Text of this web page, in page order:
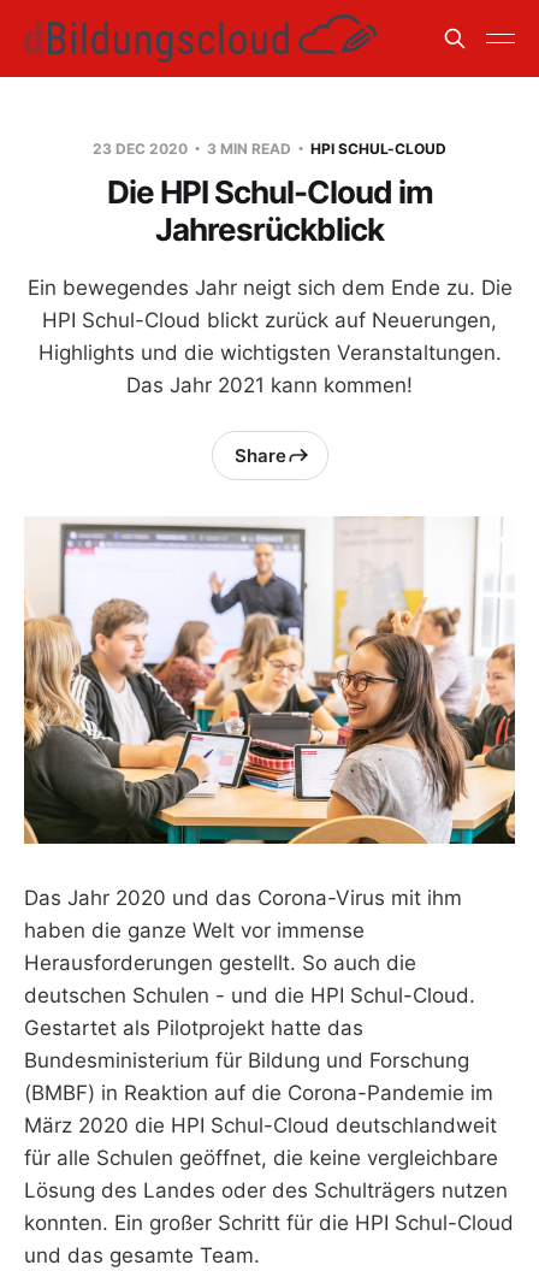
23 DEC 2020 3 MIN READ HPI SCHUL-CLOUD
Die HPI Schul-Cloud im
Jahresrückblick
Ein bewegendes Jahr neigt sich dem Ende zu. Die
HPI Schul-Cloud blickt zurück auf Neuerungen,
Highlights und die wichtigsten Veranstaltungen.
Das Jahr 2021 kann kommen!
Share
Das Jahr 2020 und das Corona-Virus mit ihm
haben die ganze Welt vor immense
Herausforderungen gestellt. So auch die
deutschen Schulen - und die HPI Schul-Cloud.
Gestartet als Pilotprojekt hatte das
Bundesministerium für Bildung und Forschung
(BMBF) in Reaktion auf die Corona-Pandemie im
März 2020 die HPI Schul-Cloud deutschlandweit
für alle Schulen geöffnet, die keine vergleichbare
Lösung des Landes oder des Schulträgers nutzen
konnten. Ein großer Schritt für die HPI Schul-Cloud
und das gesamte Team.